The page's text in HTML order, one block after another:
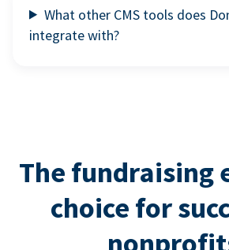
What other CMS tools does
integrate with?
The fundraising
choice for